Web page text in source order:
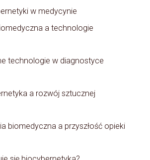
w medycynie
a technologie
technologie w diagnostyce
a rozwój sztucznej
biomedyczna a przyszłość opieki